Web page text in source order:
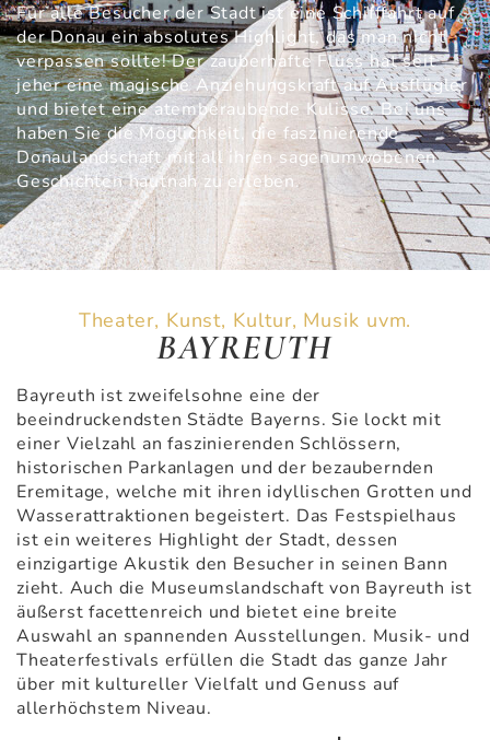
Für alle Besucher der Stadt ist eine Schifffahrt auf
der Donau ein absolutes Highlight, das man nicht
verpassen sollte! Der zauberhafte Fluss hat seit
jeher eine magische Anziehungskraft auf Ausflügler
und bietet eine atemberaubende Kulisse. Bei uns
haben Sie die Möglichkeit, die faszinierende
Donaulandschaft mit all ihren sagenumwobenen
Geschichten hautnah zu erleben.
Theater, Kunst, Kultur, Musik uvm.
BAYREUTH
Bayreuth ist zweifelsohne eine der
beeindruckendsten Städte Bayerns. Sie lockt mit
einer Vielzahl an faszinierenden Schlössern,
historischen Parkanlagen und der bezaubernden
Eremitage, welche mit ihren idyllischen Grotten und
Wasserattraktionen begeistert. Das Festspielhaus
ist ein weiteres Highlight der Stadt, dessen
einzigartige Akustik den Besucher in seinen Bann
zieht. Auch die Museumslandschaft von Bayreuth ist
äußerst facettenreich und bietet eine breite
Auswahl an spannenden Ausstellungen. Musik- und
Theaterfestivals erfüllen die Stadt das ganze Jahr
über mit kultureller Vielfalt und Genuss auf
allerhöchstem Niveau.